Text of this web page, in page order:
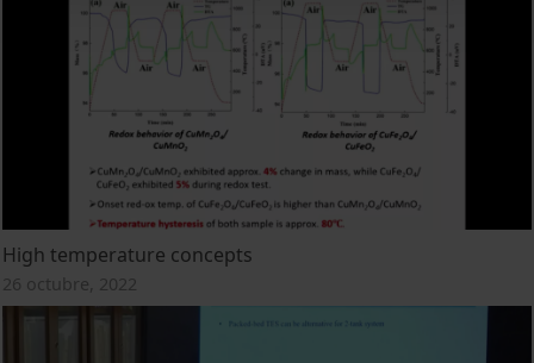
High temperature concepts
26 octubre, 2022